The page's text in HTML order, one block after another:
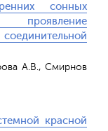
сонных
А.В., Смирнов
красной